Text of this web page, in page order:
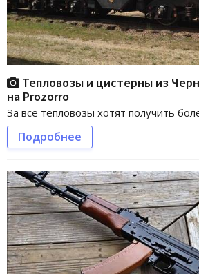
Тепловозы и цистерны из
на Prozorro
За все тепловозы хотят получить
Подробнее